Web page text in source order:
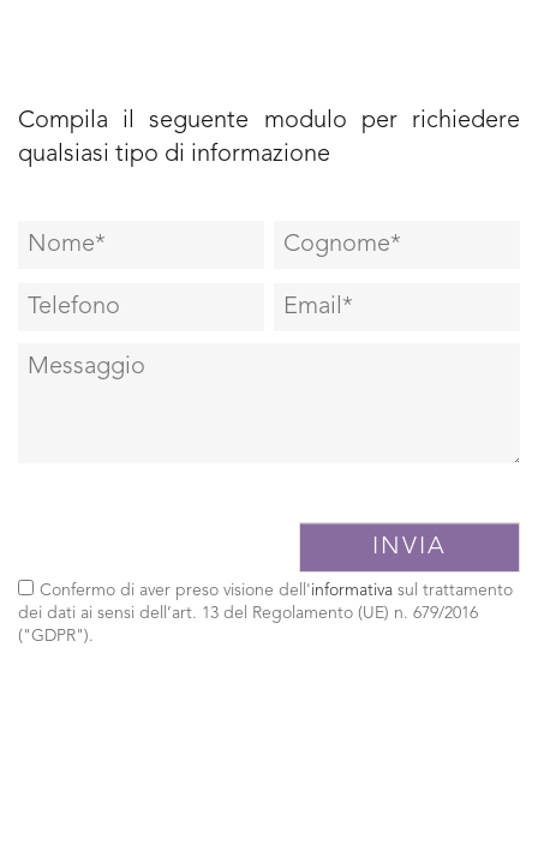
Compila il seguente modulo per richiedere
qualsiasi tipo di informazione
Confermo di aver preso visione dell'informativa sul trattamento
dei dati ai sensi dell’art. 13 del Regolamento (UE) n. 679/2016
("GDPR").